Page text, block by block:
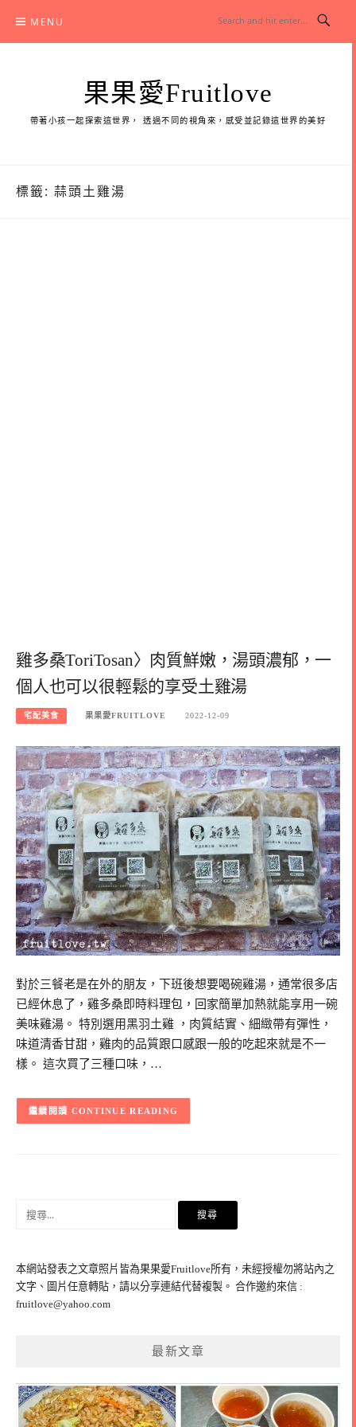
content
MENU
果果愛Fruitlove
帶著小孩一起探索這世界， 透過不同的視角來，感受並記錄這世界的美好
標籤: 蒜頭土雞湯
雞多桑ToriTosan〉肉質鮮嫩，湯頭濃郁，一
個人也可以很輕鬆的享受土雞湯
宅配美食 果果愛FRUITLOVE 2022-12-09
對於三餐老是在外的朋友，下班後想要喝碗雞湯，通常很多店
已經休息了，雞多桑即時料理包，回家簡單加熱就能享用一碗
美味雞湯。 特別選用黑羽土雞 ，肉質結實、細緻帶有彈性，
味道清香甘甜，雞肉的品質跟口感跟一般的吃起來就是不一
樣。 這次買了三種口味，…
CONTINUE READING
字:
本網站發表之文章照片皆為果果愛Fruitlove所有，未經授權勿將站內之
文字、圖片任意轉貼，請以分享連結代替複製。 合作邀約來信 :
fruitlove@yahoo.com
最新文章